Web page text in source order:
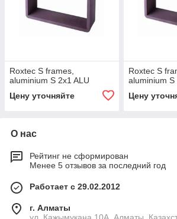
Roxtec S frames,
aluminium S 2x1 ALU
Цену уточняйте
Roxtec S
aluminium S
Цену
О нас
Рейтинг не сформирован
Менее 5 отзывов за последний год
Работает с 29.02.2012
г. Алматы
ул. Кажымукана 10А, Алматы,